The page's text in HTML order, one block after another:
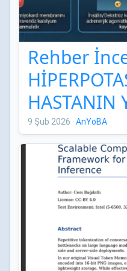
Rehber
HASTANIN
TÜRK
DERNEĞİ
GÖRÜŞÜ
9 Şub 2026 · AnYoBA